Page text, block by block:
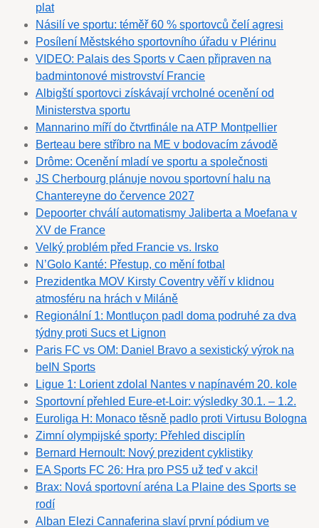
plat
Násilí ve sportu: téměř 60 % sportovců čelí agresi
Posílení Městského sportovního úřadu v Plérinu
VIDEO: Palais des Sports v Caen připraven na
badmintonové mistrovství Francie
Albigští sportovci získávají vrcholné ocenění od
Ministerstva sportu
Mannarino míří do čtvrtfinále na ATP Montpellier
Ber­teau bere stříbro na ME v bodovacím závodě
Drôme: Ocenění mladí ve sportu a společnosti
JS Cherbourg plánuje novou sportovní halu na
Chantereyne do července 2027
Depoorter chválí automatismy Jaliberta a Moefana v
XV de France
Velký problém před Francie vs. Irsko
N’Golo Kanté: Přestup, co mění fotbal
Prezidentka MOV Kirsty Coventry věří v klidnou
atmosféru na hrách v Miláně
Regionální 1: Montluçon padl doma podruhé za dva
týdny proti Sucs et Lignon
Paris FC vs OM: Daniel Bravo a sexistický výrok na
beIN Sports
Ligue 1: Lorient zdolal Nantes v napínavém 20. kole
Sportovní přehled Eure-et-Loir: výsledky 30.1. – 1.2.
Euroliga H: Monaco těsně padlo proti Virtusu Bologna
Zimní olympijské sporty: Přehled disciplín
Bernard Hernoult: Nový prezident cyklistiky
EA Sports FC 26: Hra pro PS5 už teď v akci!
Brax: Nová sportovní aréna La Plaine des Sports se
rodí
Alban Elezi Cannaferina slaví první pódium ve